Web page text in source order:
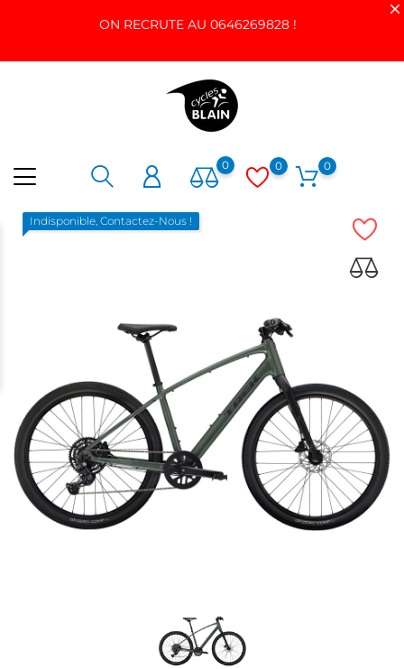
ON RECRUTE AU 0646269828 !
0 0 0
Indisponible, Contactez-Nous !